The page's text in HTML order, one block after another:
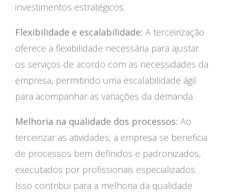
investimentos estratégicos.
Flexibilidade e escalabilidade: A terceirização
oferece a flexibilidade necessária para ajustar
os serviços de acordo com as necessidades da
empresa, permitindo uma escalabilidade ágil
para acompanhar as variações da demanda.
Melhoria na qualidade dos processos: Ao
terceirizar as atividades, a empresa se beneficia
de processos bem definidos e padronizados,
executados por profissionais especializados.
Isso contribui para a melhoria da qualidade